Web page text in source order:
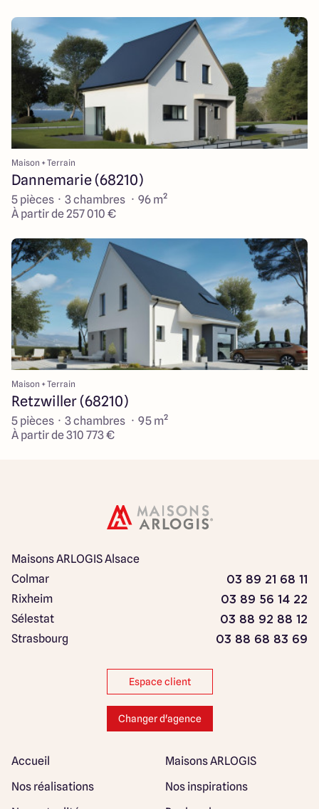
Maison + Terrain
Dannemarie (68210)
5 pièces · 3 chambres · 96 m²
À partir de 257 010 €
Maison + Terrain
Retzwiller (68210)
5 pièces · 3 chambres · 95 m²
À partir de 310 773 €
Maisons ARLOGIS Alsace
Colmar
03 89 21 68 11
Rixheim 03 89 56 14 22
Sélestat 03 88 92 88 12
Strasbourg 03 88 68 83 69
Espace client
Changer d'agence
Accueil
Maisons ARLOGIS
Nos réalisations
Nos inspirations